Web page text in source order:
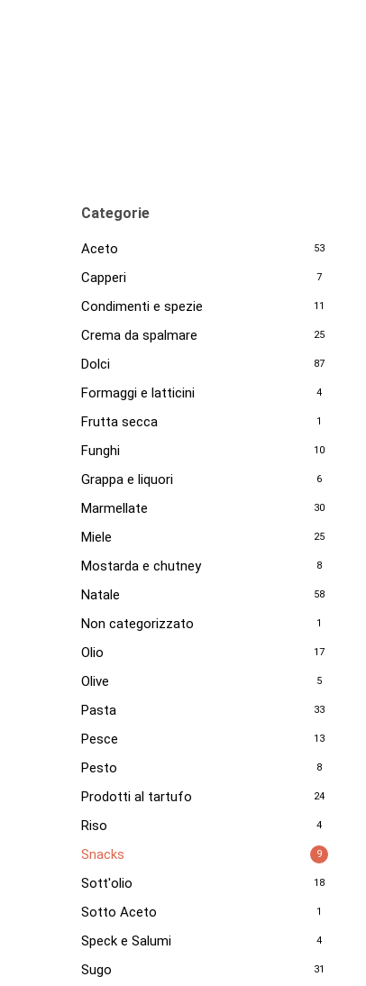
Categorie
Aceto 53
Capperi 7
Condimenti e spezie 11
Crema da spalmare 25
Dolci 87
Formaggi e latticini 4
Frutta secca 1
Funghi 10
Grappa e liquori 6
Marmellate 30
Miele 25
Mostarda e chutney 8
Natale 58
Non categorizzato 1
Olio 17
Olive 5
Pasta 33
Pesce 13
Pesto 8
Prodotti al tartufo 24
Riso 4
Snacks 9
Sott'olio 18
Sotto Aceto 1
Speck e Salumi 4
Sugo 31